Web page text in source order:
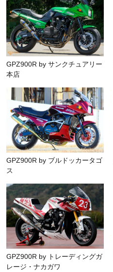
GPZ900R by サンクチュアリー
本店
GPZ900R by ブルドッカータゴ
ス
GPZ900R by トレーディングガ
レージ・ナカガワ